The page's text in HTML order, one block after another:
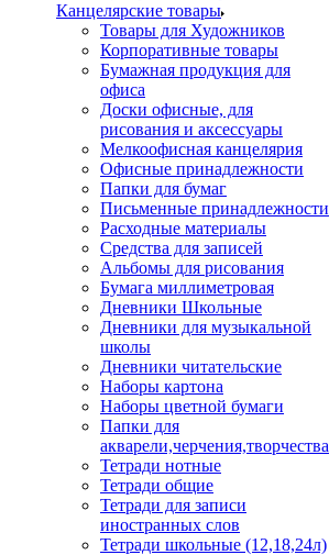
Канцелярские товары
Товары для Художников
Корпоративные товары
Бумажная продукция для
офиса
Доски офисные, для
рисования и аксессуары
Мелкоофисная канцелярия
Офисные принадлежности
Папки для бумаг
Письменные принадлежности
Расходные материалы
Средства для записей
Альбомы для рисования
Бумага миллиметровая
Дневники Школьные
Дневники для музыкальной
школы
Дневники читательские
Наборы картона
Наборы цветной бумаги
Папки для
акварели,черчения,творчества
Тетради нотные
Тетради общие
Тетради для записи
иностранных слов
Тетради школьные (12,18,24л)